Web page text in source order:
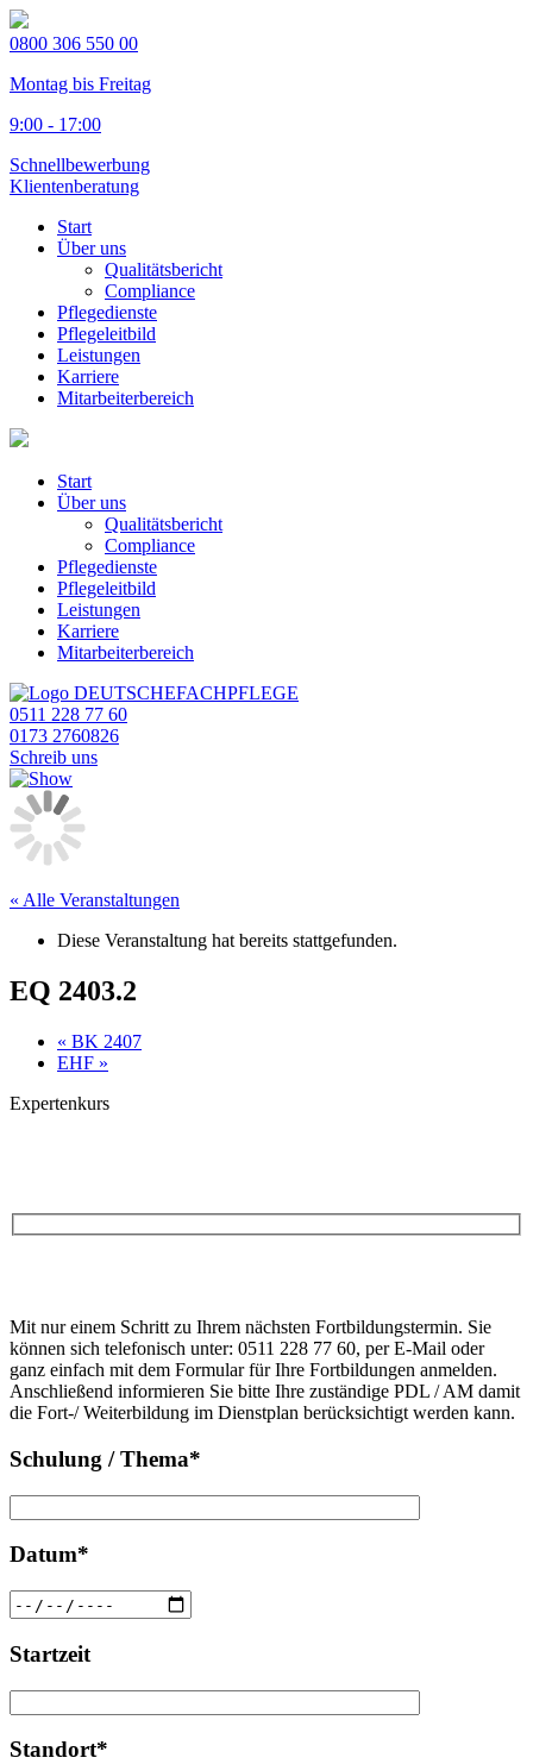
0800 306 550 00
Montag bis Freitag
9:00 - 17:00
Schnellbewerbung
Klientenberatung
Start
Über uns
Qualitätsbericht
Compliance
Pflegedienste
Pflegeleitbild
Leistungen
Karriere
Mitarbeiterbereich
Start
Über uns
Qualitätsbericht
Compliance
Pflegedienste
Pflegeleitbild
Leistungen
Karriere
Mitarbeiterbereich
0511 228 77 60
0173 2760826
Schreib uns
« Alle Veranstaltungen
Diese Veranstaltung hat bereits stattgefunden.
EQ 2403.2
« BK 2407
EHF »
Expertenkurs
Feld
leer.
lasse
dieses
Feld
leer.
Mit nur einem Schritt zu Ihrem nächsten Fortbildungstermin. Sie
können sich telefonisch unter: 0511 228 77 60, per E-Mail oder
ganz einfach mit dem Formular für Ihre Fortbildungen anmelden.
Anschließend informieren Sie bitte Ihre zuständige PDL / AM damit
die Fort-/ Weiterbildung im Dienstplan berücksichtigt werden kann.
Schulung / Thema*
Datum*
Startzeit
Standort*